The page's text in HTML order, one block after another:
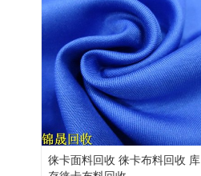
徕卡面料回收 徕卡布料回收 库